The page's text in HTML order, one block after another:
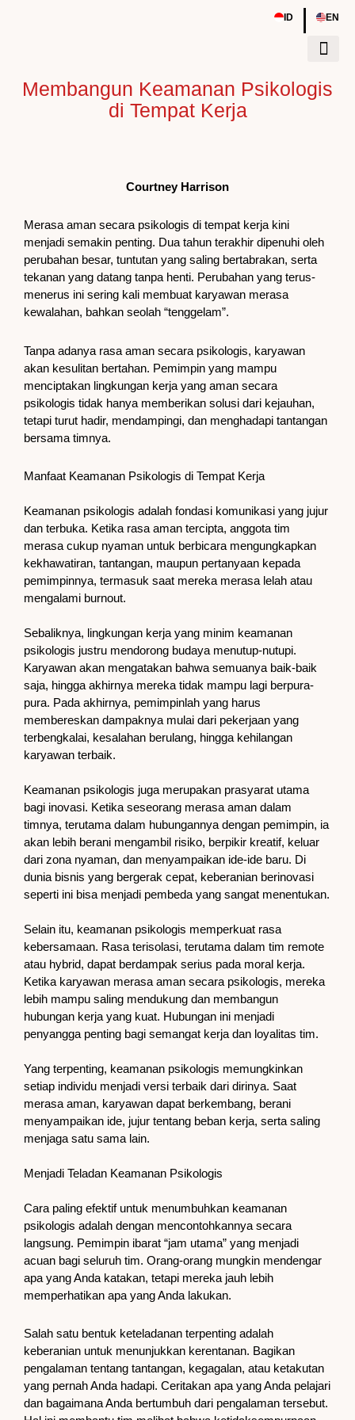
ID | EN
Membangun Keamanan Psikologis
di Tempat Kerja
Courtney Harrison
Merasa aman secara psikologis di tempat kerja kini
menjadi semakin penting. Dua tahun terakhir dipenuhi oleh
perubahan besar, tuntutan yang saling bertabrakan, serta
tekanan yang datang tanpa henti. Perubahan yang terus-
menerus ini sering kali membuat karyawan merasa
kewalahan, bahkan seolah “tenggelam”.
Tanpa adanya rasa aman secara psikologis, karyawan
akan kesulitan bertahan. Pemimpin yang mampu
menciptakan lingkungan kerja yang aman secara
psikologis tidak hanya memberikan solusi dari kejauhan,
tetapi turut hadir, mendampingi, dan menghadapi tantangan
bersama timnya.
Manfaat Keamanan Psikologis di Tempat Kerja
Keamanan psikologis adalah fondasi komunikasi yang jujur
dan terbuka. Ketika rasa aman tercipta, anggota tim
merasa cukup nyaman untuk berbicara mengungkapkan
kekhawatiran, tantangan, maupun pertanyaan kepada
pemimpinnya, termasuk saat mereka merasa lelah atau
mengalami burnout.
Sebaliknya, lingkungan kerja yang minim keamanan
psikologis justru mendorong budaya menutup-nutupi.
Karyawan akan mengatakan bahwa semuanya baik-baik
saja, hingga akhirnya mereka tidak mampu lagi berpura-
pura. Pada akhirnya, pemimpinlah yang harus
membereskan dampaknya mulai dari pekerjaan yang
terbengkalai, kesalahan berulang, hingga kehilangan
karyawan terbaik.
Keamanan psikologis juga merupakan prasyarat utama
bagi inovasi. Ketika seseorang merasa aman dalam
timnya, terutama dalam hubungannya dengan pemimpin, ia
akan lebih berani mengambil risiko, berpikir kreatif, keluar
dari zona nyaman, dan menyampaikan ide-ide baru. Di
dunia bisnis yang bergerak cepat, keberanian berinovasi
seperti ini bisa menjadi pembeda yang sangat menentukan.
Selain itu, keamanan psikologis memperkuat rasa
kebersamaan. Rasa terisolasi, terutama dalam tim remote
atau hybrid, dapat berdampak serius pada moral kerja.
Ketika karyawan merasa aman secara psikologis, mereka
lebih mampu saling mendukung dan membangun
hubungan kerja yang kuat. Hubungan ini menjadi
penyangga penting bagi semangat kerja dan loyalitas tim.
Yang terpenting, keamanan psikologis memungkinkan
setiap individu menjadi versi terbaik dari dirinya. Saat
merasa aman, karyawan dapat berkembang, berani
menyampaikan ide, jujur tentang beban kerja, serta saling
menjaga satu sama lain.
Menjadi Teladan Keamanan Psikologis
Cara paling efektif untuk menumbuhkan keamanan
psikologis adalah dengan mencontohkannya secara
langsung. Pemimpin ibarat “jam utama” yang menjadi
acuan bagi seluruh tim. Orang-orang mungkin mendengar
apa yang Anda katakan, tetapi mereka jauh lebih
memperhatikan apa yang Anda lakukan.
Salah satu bentuk keteladanan terpenting adalah
keberanian untuk menunjukkan kerentanan. Bagikan
pengalaman tentang tantangan, kegagalan, atau ketakutan
yang pernah Anda hadapi. Ceritakan apa yang Anda pelajari
dan bagaimana Anda bertumbuh dari pengalaman tersebut.